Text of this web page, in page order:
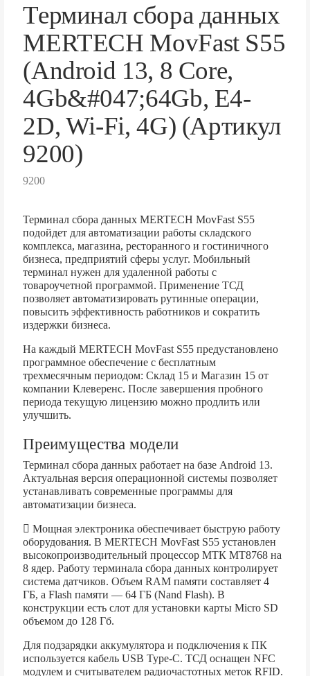
Терминал сбора данных
MERTECH MovFast S55
(Android 13, 8 Core,
4Gb&#047;64Gb, E4-
2D, Wi-Fi, 4G) (Артикул
9200)
9200
Терминал сбора данных MERTECH MovFast S55
подойдет для автоматизации работы складского
комплекса, магазина, ресторанного и гостиничного
бизнеса, предприятий сферы услуг. Мобильный
терминал нужен для удаленной работы с
товароучетной программой. Применение ТСД
позволяет автоматизировать рутинные операции,
повысить эффективность работников и сократить
издержки бизнеса.
На каждый MERTECH MovFast S55 предустановлено
программное обеспечение с бесплатным
трехмесячным периодом: Склад 15 и Магазин 15 от
компании Клеверенс. После завершения пробного
периода текущую лицензию можно продлить или
улучшить.
Преимущества модели
Терминал сбора данных работает на базе Android 13.
Актуальная версия операционной системы позволяет
устанавливать современные программы для
автоматизации бизнеса.
Мощная электроника обеспечивает быструю работу
оборудования. В MERTECH MovFast S55 установлен
высокопроизводительный процессор MТК MT8768 на
8 ядер. Работу терминала сбора данных контролирует
система датчиков. Объем RAM памяти составляет 4
ГБ, а Flash памяти — 64 ГБ (Nand Flash). В
конструкции есть слот для установки карты Micro SD
объемом до 128 Гб.
Для подзарядки аккумулятора и подключения к ПК
используется кабель USB Type-C. ТСД оснащен NFC
модулем и считывателем радиочастотных меток RFID.